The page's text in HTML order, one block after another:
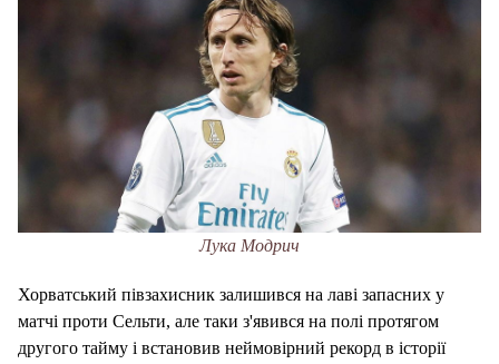
Лука Модрич
Хорватський півзахисник залишився на лаві запасних у
матчі проти Сельти, але таки з'явився на полі протягом
другого тайму і встановив неймовірний рекорд в історії